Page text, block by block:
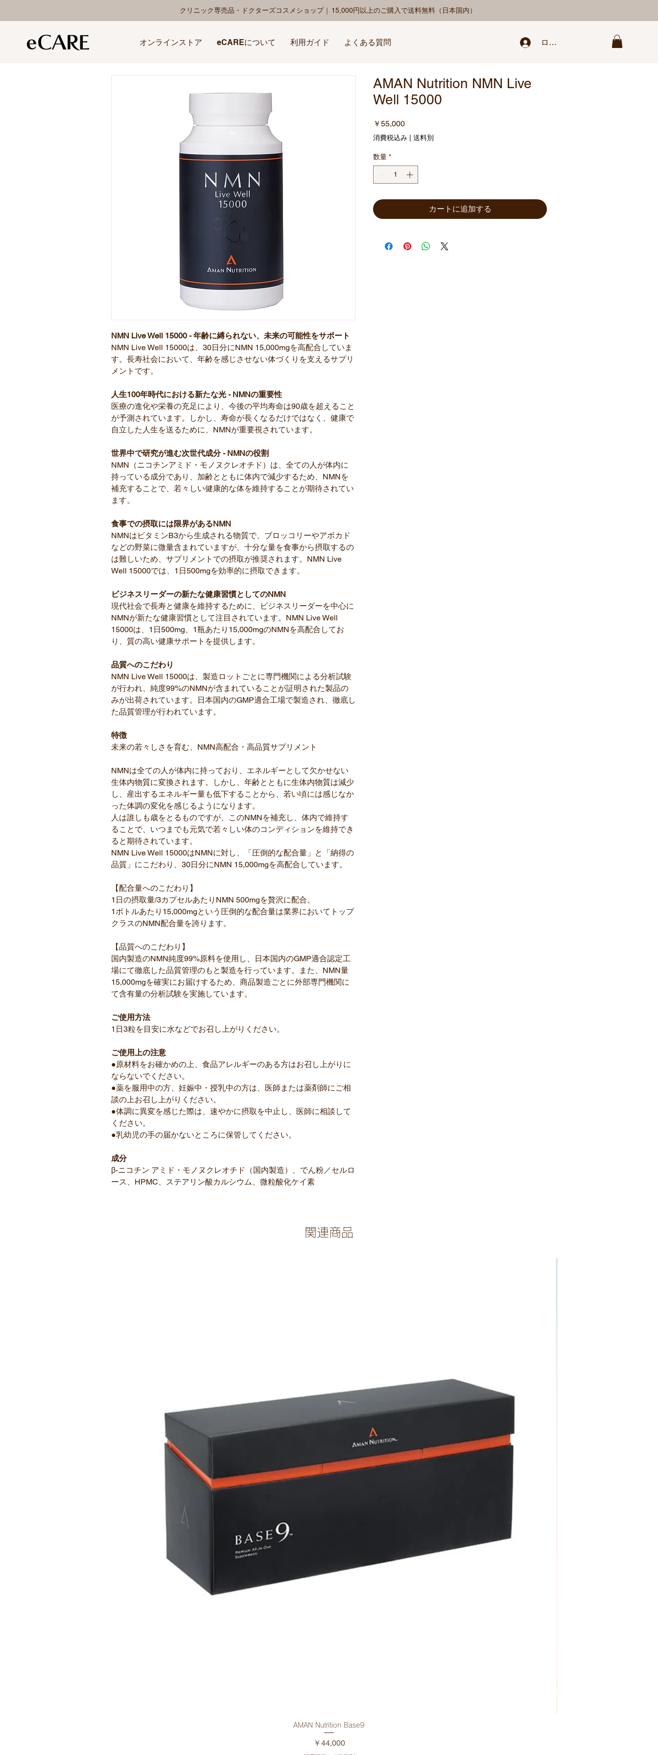
15,000円以上のご購入で送料無料（日本国内）
クリニック専売品・ドクターズコスメショップ｜
オンラインストア eCAREについて 利用ガイド よくある質問 ログイン/新規登録
NMN Live Well 15000 - 年齢に縛られない、未来の可能性をサポート
NMN Live Well 15000は、30日分にNMN 15,000mgを高配合していま
す。長寿社会において、年齢を感じさせない体づくりを支えるサプリ
メントです。
人生100年時代における新たな光 - NMNの重要性
医療の進化や栄養の充足により、今後の平均寿命は90歳を超えること
が予測されています。しかし、寿命が長くなるだけではなく、健康で
自立した人生を送るために、NMNが重要視されています。
世界中で研究が進む次世代成分 - NMNの役割
NMN（ニコチンアミド・モノヌクレオチド）は、全ての人が体内に
持っている成分であり、加齢とともに体内で減少するため、NMNを
補充することで、若々しい健康的な体を維持することが期待されてい
ます。
食事での摂取には限界があるNMN
NMNはビタミンB3から生成される物質で、ブロッコリーやアボカド
などの野菜に微量含まれていますが、十分な量を食事から摂取するの
は難しいため、サプリメントでの摂取が推奨されます。NMN Live
Well 15000では、1日500mgを効率的に摂取できます。
ビジネスリーダーの新たな健康習慣としてのNMN
現代社会で長寿と健康を維持するために、ビジネスリーダーを中心に
NMNが新たな健康習慣として注目されています。NMN Live Well
15000は、1日500mg、1瓶あたり15,000mgのNMNを高配合してお
り、質の高い健康サポートを提供します。
品質へのこだわり
NMN Live Well 15000は、製造ロットごとに専門機関による分析試験
が行われ、純度99%のNMNが含まれていることが証明された製品の
みが出荷されています。日本国内のGMP適合工場で製造され、徹底し
た品質管理が行われています。
特徴
未来の若々しさを育む、NMN高配合・高品質サプリメント
NMNは全ての人が体内に持っており、エネルギーとして欠かせない
生体内物質に変換されます。しかし、年齢とともに生体内物質は減少
し、産出するエネルギー量も低下することから、若い頃には感じなか
った体調の変化を感じるようになります。
人は誰しも歳をとるものですが、このNMNを補充し、体内で維持す
ることで、いつまでも元気で若々しい体のコンディションを維持でき
ると期待されています。
NMN Live Well 15000はNMNに対し、「圧倒的な配合量」と「納得の
品質」にこだわり、30日分にNMN 15,000mgを高配合しています。
【配合量へのこだわり】
1日の摂取量/3カプセルあたりNMN 500mgを贅沢に配合。
1ボトルあたり15,000mgという圧倒的な配合量は業界においてトップ
クラスのNMN配合量を誇ります。
【品質へのこだわり】
国内製造のNMN純度99%原料を使用し、日本国内のGMP適合認定工
場にて徹底した品質管理のもと製造を行っています。また、NMN量
15,000mgを確実にお届けするため、商品製造ごとに外部専門機関に
て含有量の分析試験を実施しています。
ご使用方法
1日3粒を目安に水などでお召し上がりください。
ご使用上の注意
●原材料をお確かめの上、食品アレルギーのある方はお召し上がりに
ならないでください。
●薬を服用中の方、妊娠中・授乳中の方は、医師または薬剤師にご相
談の上お召し上がりください。
●体調に異変を感じた際は、速やかに摂取を中止し、医師に相談して
ください。
●乳幼児の手の届かないところに保管してください。
成分
β-ニコチン アミド・モノヌクレオチド（国内製造）、でん粉／セルロ
ース、HPMC、ステアリン酸カルシウム、微粒酸化ケイ素
AMAN Nutrition NMN Live
Well 15000
￥55,000価
格
消費税込み 送料別
数量 *
カートに追加する
関連商品
クイックビュー
AMAN Nutrition Base9
価格
￥44,000